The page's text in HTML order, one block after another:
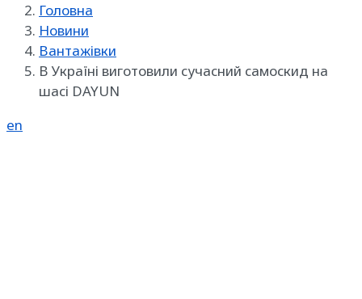
Головна
Новини
Вантажівки
В Україні виготовили сучасний самоскид на
шасі DAYUN
en